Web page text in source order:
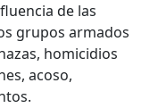
de las
grupos armados
homicidios
acoso,